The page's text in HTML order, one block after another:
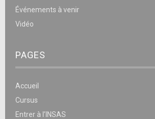
Événements à venir
Vidéo
PAGES
Accueil
Cursus
Entrer à l’INSAS